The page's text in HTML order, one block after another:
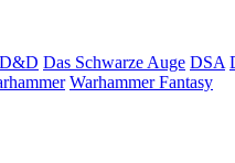
D&D Das Schwarze Auge DSA
Warhammer Fantasy